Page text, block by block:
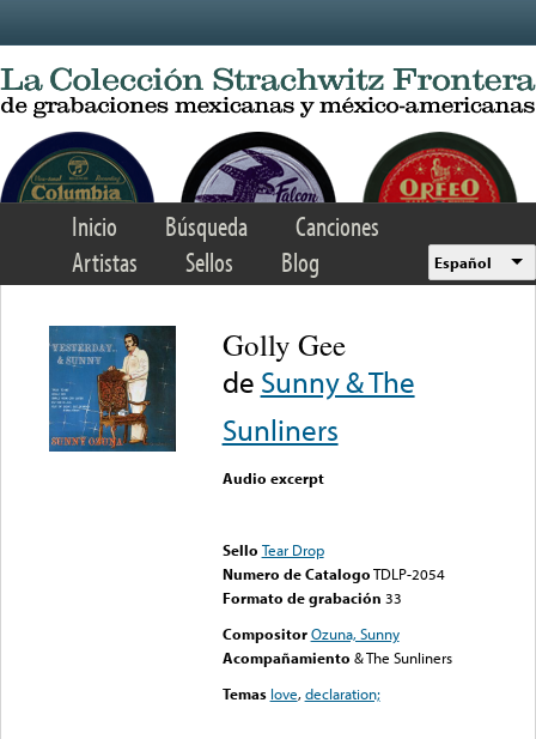
Inicio Búsqueda
Canciones
Artistas
Sellos Blog Español
Golly Gee
de Sunny & The
Sunliners
Audio excerpt
Sello Tear Drop
Numero de CatalogoTDLP-2054
Formato de grabación 33
Compositor Ozuna, Sunny
Acompañamiento & The Sunliners
Temas love,declaration;